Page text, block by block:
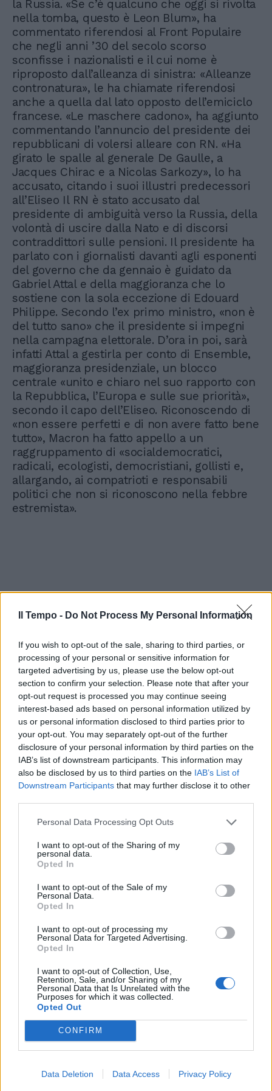
Il Tempo - Do Not Process My Personal Information
If you wish to opt-out of the sale, sharing to third parties, or
processing of your personal or sensitive information for
targeted advertising by us, please use the below opt-out
section to confirm your selection. Please note that after your
opt-out request is processed you may continue seeing
interest-based ads based on personal information utilized by
us or personal information disclosed to third parties prior to
your opt-out. You may separately opt-out of the further
disclosure of your personal information by third parties on the
IAB’s list of downstream participants. This information may
also be disclosed by us to third parties on the IAB’s List of
Downstream Participants that may further disclose it to other
Personal Data Processing Opt Outs
I want to opt-out of the Sharing of my
personal data.
Opted In
I want to opt-out of the Sale of my
Personal Data.
Opted In
I want to opt-out of processing my
Personal Data for Targeted Advertising.
Opted In
I want to opt-out of Collection, Use,
Retention, Sale, and/or Sharing of my
Personal Data that Is Unrelated with the
Purposes for which it was collected.
Opted Out
CONFIRM
Data Deletion Data Access Privacy Policy
la Russia. «Se c’è qualcuno che oggi si rivolta
nella tomba, questo è Leon Blum», ha
commentato riferendosi al Front Populaire
che negli anni ’30 del secolo scorso
sconfisse i nazionalisti e il cui nome è
riproposto dall’alleanza di sinistra: «Alleanze
contronatura», le ha chiamate riferendosi
anche a quella dal lato opposto dell’emiciclo
francese. «Le maschere cadono», ha aggiunto
commentando l’annuncio del presidente dei
repubblicani di volersi alleare con RN. «Ha
girato le spalle al generale De Gaulle, a
Jacques Chirac e a Nicolas Sarkozy», lo ha
accusato, citando i suoi illustri predecessori
all’Eliseo Il RN è stato accusato dal
presidente di ambiguità verso la Russia, della
volontà di uscire dalla Nato e di discorsi
contraddittori sulle pensioni. Il presidente ha
parlato con i giornalisti davanti agli esponenti
del governo che da gennaio è guidato da
Gabriel Attal e della maggioranza che lo
sostiene con la sola eccezione di Edouard
Philippe. Secondo l’ex primo ministro, «non è
del tutto sano» che il presidente si impegni
nella campagna elettorale. D’ora in poi, sarà
infatti Attal a gestirla per conto di Ensemble,
maggioranza presidenziale, un blocco
centrale «unito e chiaro nel suo rapporto con
la Repubblica, l’Europa e sulle sue priorità»,
secondo il capo dell’Eliseo. Riconoscendo di
«non essere perfetti e di non avere fatto bene
tutto», Macron ha fatto appello a un
raggruppamento di «socialdemocratici,
radicali, ecologisti, democristiani, gollisti e,
allargando, ai compatrioti e responsabili
politici che non si riconoscono nella febbre
estremista».